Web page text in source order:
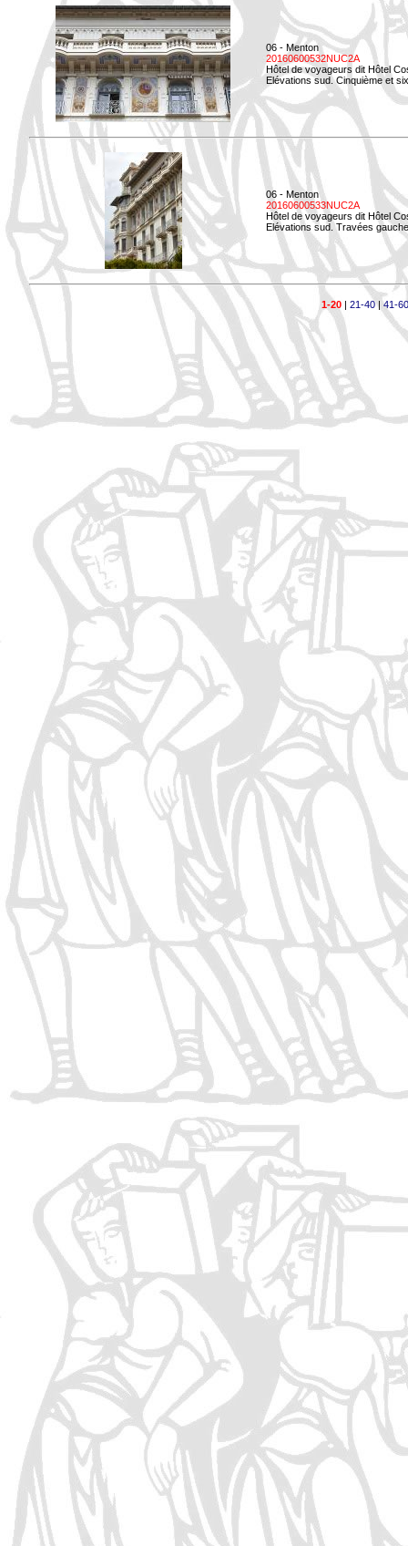
06 - Menton
20160600532NUC2A
Hôtel de voyageurs dit Hôtel
Elévations sud. Cinquième et
06 - Menton
20160600533NUC2A
Hôtel de voyageurs dit Hôtel
Elévations sud. Travées
1-20 | 21-40| 41-60